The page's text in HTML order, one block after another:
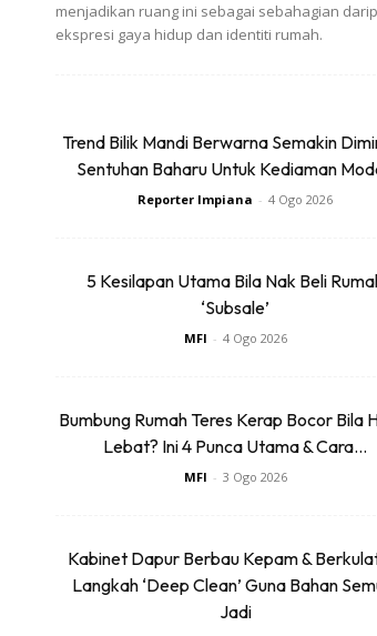
menjadikan ruang ini sebagai sebahagian
ekspresi gaya hidup dan identiti rumah.
Trend Bilik Mandi Berwarna Semakin
Sentuhan Baharu Untuk Kediaman
Reporter Impiana - 4 Ogo 2026
5 Kesilapan Utama Bila Nak Beli
‘Subsale’
MFI - 4 Ogo 2026
Bumbung Rumah Teres Kerap Bocor Bila
Lebat? Ini 4 Punca Utama & Cara...
MFI - 3 Ogo 2026
Kabinet Dapur Berbau Kepam &
Langkah ‘Deep Clean’ Guna Bahan
Jadi